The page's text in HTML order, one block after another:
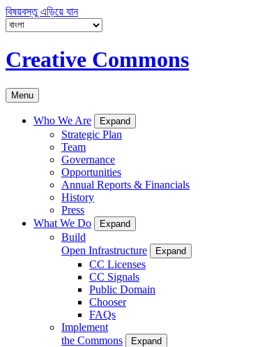
বিষয়বস্তু এড়িয়ে যান
Creative Commons
Menu
Who We Are Expand
Strategic Plan
Team
Governance
Opportunities
Annual Reports & Financials
History
Press
What We Do
Expand
Build
Open Infrastructure
Expand
CC Licenses
CC Signals
Public Domain
Chooser
FAQs
Implement
the Commons
Expand